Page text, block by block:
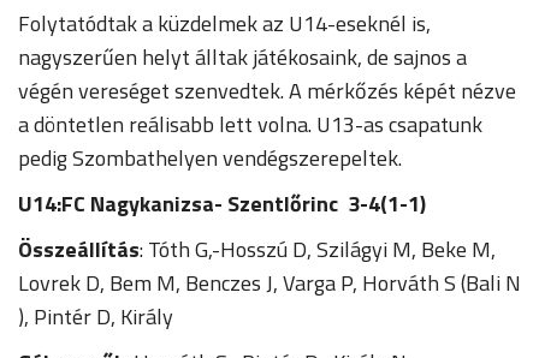
Folytatódtak a küzdelmek az U14-eseknél is,
nagyszerűen helyt álltak játékosaink, de sajnos a
végén vereséget szenvedtek. A mérkőzés képét nézve
a döntetlen reálisabb lett volna. U13-as csapatunk
pedig Szombathelyen vendégszerepeltek.
U14:FC Nagykanizsa- Szentlőrinc 3-4(1-1)
Összeállítás: Tóth G,-Hosszú D, Szilágyi M, Beke M,
Lovrek D, Bem M, Benczes J, Varga P, Horváth S (Bali N
), Pintér D, Király